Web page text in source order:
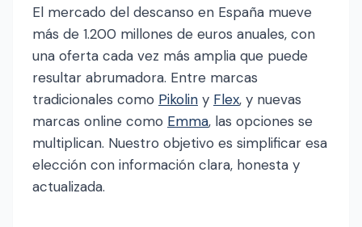
El mercado del descanso en España mueve
más de 1.200 millones de euros anuales, con
una oferta cada vez más amplia que puede
resultar abrumadora. Entre marcas
tradicionales como Pikolin y Flex, y nuevas
marcas online como Emma, las opciones se
multiplican. Nuestro objetivo es simplificar esa
elección con información clara, honesta y
actualizada.